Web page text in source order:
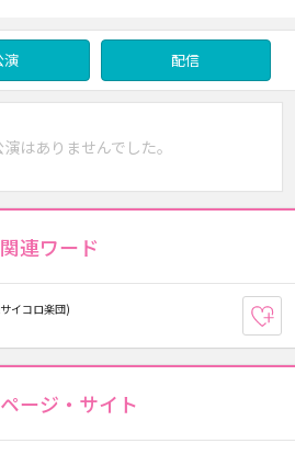
演 配信
はありませんでした。
関連ワード
イコロ楽団)
ージ・サイト